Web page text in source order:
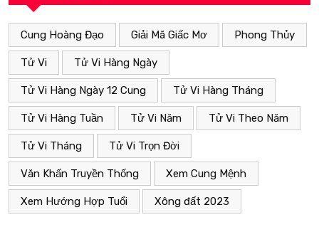
Cung Hoàng Đạo Giải Mã Giấc Mơ Phong Thủy
Tử Vi Tử Vi Hàng Ngày
Tử Vi Hàng Ngày 12 Cung Tử Vi Hàng Tháng
Tử Vi Hàng Tuần Tử Vi Năm Tử Vi Theo Năm
Tử Vi Tháng Tử Vi Trọn Đời
Văn Khấn Truyền Thống Xem Cung Mệnh
Xem Hướng Hợp Tuổi Xông đất 2023